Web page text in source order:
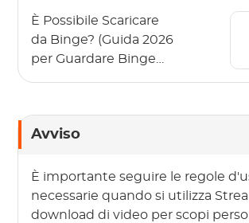
È Possibile Scaricare
da Binge? (Guida 2026
per Guardare Binge
Avviso
È importante seguire le regole
necessarie quando si utilizza
download di video per scopi